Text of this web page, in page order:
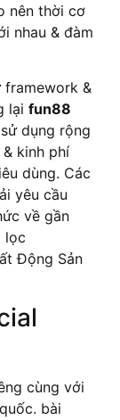
nên thời cơ
nhau & đàm
framework &
lại fun88
dụng rộng
kinh phí
dùng. Các
yêu cầu
về gần
lọc
Động Sản
cùng với
bài